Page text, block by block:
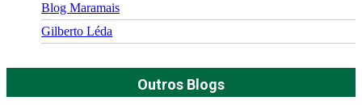
Blog Maramais
Gilberto Léda
Outros Blogs